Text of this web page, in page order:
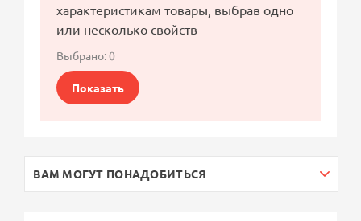
характеристикам товары, выбрав одно
или несколько свойств
Выбрано:0
Показать
ВАМ МОГУТ ПОНАДОБИТЬСЯ